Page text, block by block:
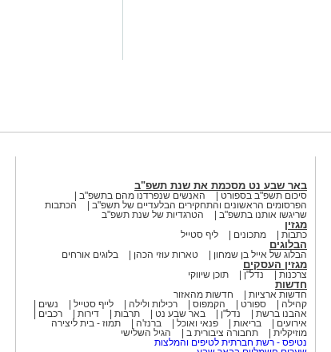
באר שבע נט מסכמת את שנת תשפ"ב
סיכום תשפ"ב בספורט
האנשים שנפרדנו מהם בתשפ"ב
הפרסומים הראשונים והתחקירים הבלעדיים של תשפ"ב
הכתבות
שריגשו אותנו בתשפ"ב
הטרגדיות של שנת תשפ"ב
מגזין
כתבות מתכונים ליף סטייל
הבלוגים
הבלוג של אייל בן שמחון טארות עוזי הכהן בלוגים אורחים
מגזין העסקים
צרכנות נדל"ן תוכן שיווקי
חדשות
חדשות ארציות
חדשות מהאזור
קהילה
ספורט הקמפוס רכילות ולילה לייף סטייל
נשים
אהבנו ברשת
נדל"ן באר שבע נט תרבות דירות
רכבים
אירועים
בריאות פנאי ואוכל ברנז'ה
תמוז - בית ליצירה
מוזיקלית
תחבורה ציבורית ב
הגיל השלישי
נטיפס - רשת חברתית לטיפים והמלצות